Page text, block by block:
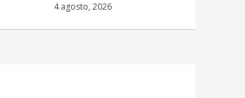
4 agosto, 2026